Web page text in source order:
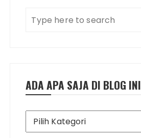
ADA APA SAJA DI BLOG INI
Ada
Apa